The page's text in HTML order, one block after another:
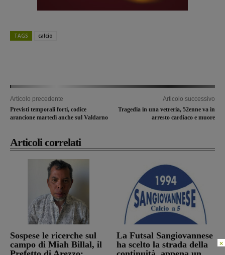
TAGS calcio
Articolo precedente
Previsti temporali forti, codice
arancione martedì anche sul Valdarno
Articolo successivo
Tragedia in una vetreria, 52enne va in
arresto cardiaco e muore
Articoli correlati
Sospese le ricerche sul
campo di Miah Billal, il
La Futsal Sangiovannese
ha scelto la strada della
×